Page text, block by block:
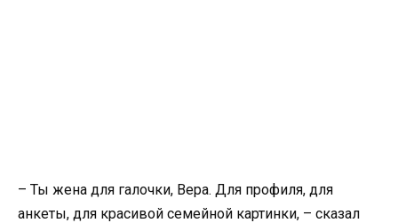
– Ты жена для галочки, Вера. Для профиля, для
анкеты, для красивой семейной картинки, – сказал